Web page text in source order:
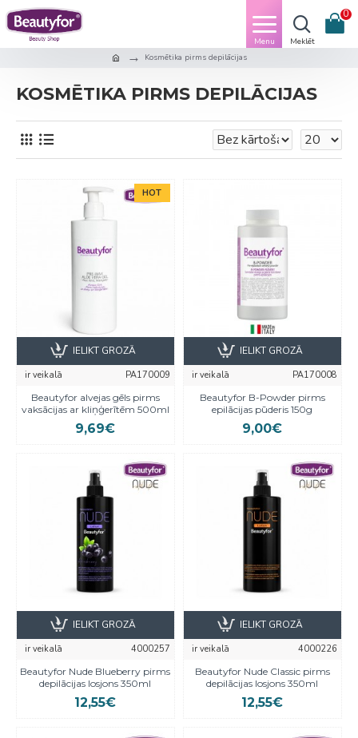
0
Kosmētika pirms depilācijas
KOSMĒTIKA PIRMS DEPILĀCIJAS
HOT
ir veikalā
PA170009
Beautyfor alvejas gēls pirms
vaksācijas ar kliņģerītēm 500ml
9,69€
IELIKT GROZĀ
ir veikalā
PA170008
Beautyfor B-Powder pirms
epilācijas pūderis 150g
9,00€
IELIKT GROZĀ
ir veikalā
4000257
Beautyfor Nude Blueberry pirms
depilācijas losjons 350ml
12,55€
IELIKT GROZĀ
ir veikalā
4000226
Beautyfor Nude Classic pirms
depilācijas losjons 350ml
12,55€
IELIKT GROZĀ